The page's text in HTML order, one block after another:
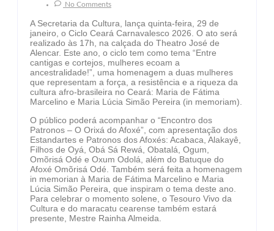
No Comments
A Secretaria da Cultura, lança quinta-feira, 29 de
janeiro, o Ciclo Ceará Carnavalesco 2026. O ato será
realizado às 17h, na calçada do Theatro José de
Alencar. Este ano, o ciclo tem como tema “Entre
cantigas e cortejos, mulheres ecoam a
ancestralidade!”, uma homenagem a duas mulheres
que representam a força, a resistência e a riqueza da
cultura afro-brasileira no Ceará: Maria de Fátima
Marcelino e Maria Lúcia Simão Pereira (in memoriam).
O público poderá acompanhar o “Encontro dos
Patronos – O Orixá do Afoxé”, com apresentação dos
Estandartes e Patronos dos Afoxés: Acabaca, Alakayê,
Filhos de Oyá, Obá Sá Rewá, Obatalá, Ogum,
Omõrisá Odé e Oxum Odolá, além do Batuque do
Afoxé Omõrisá Odé. Também será feita a homenagem
in memorian à Maria de Fátima Marcelino e Maria
Lúcia Simão Pereira, que inspiram o tema deste ano.
Para celebrar o momento solene, o Tesouro Vivo da
Cultura e do maracatu cearense também estará
presente, Mestre Rainha Almeida.